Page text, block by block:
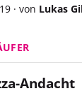
· von Lukas
Andacht